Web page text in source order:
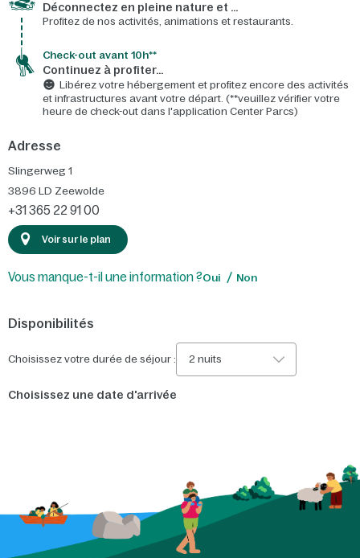
Déconnectez en pleine nature et …
Profitez de nos activités, animations et restaurants.
Check-out avant 10h**
Continuez à profiter…
Libérez votre hébergement et profitez encore des activités
et infrastructures avant votre départ. (**veuillez vérifier votre
heure de check-out dans l'application Center Parcs)
Adresse
Slingerweg 1
3896 LD Zeewolde
+31 365 22 91 00
Voir sur le plan
Vous manque-t-il une information ?Oui Non
Disponibilités
Choisissez votre durée de séjour : 2 nuits
Choisissez une date d'arrivée